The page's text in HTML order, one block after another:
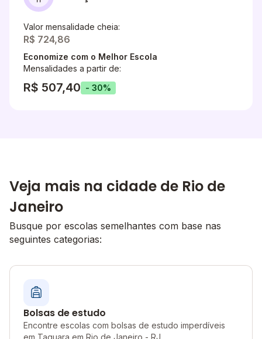
Valor mensalidade cheia:
R$ 724,86
Economize com o Melhor Escola
Mensalidades a partir de:
R$ 507,40 - 30%
Veja mais na cidade de Rio de
Janeiro
Busque por escolas semelhantes com base nas
seguintes categorias:
Bolsas de estudo
Encontre escolas com bolsas de estudo imperdíveis
em Taquara em Rio de Janeiro - RJ